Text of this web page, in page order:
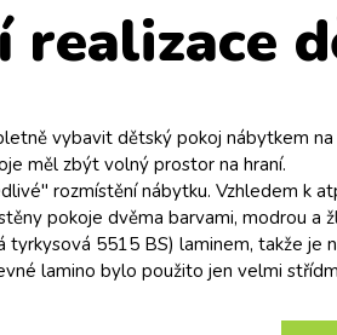
realizace
vybavit dětský pokoj nábytkem
měl zbýt volný prostor na hraní.
rozmístění nábytku. Vzhledem k
pokoje dvěma barvami, modrou
5515 BS) laminem, takže je
lamino bylo použito jen velmi